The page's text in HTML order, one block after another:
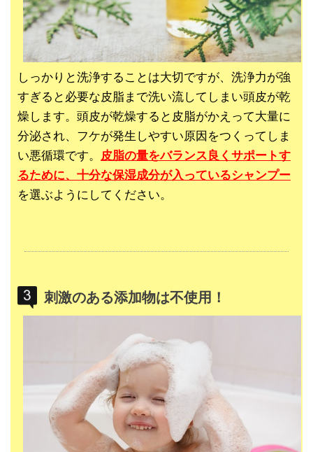
しっかりと洗浄することは大切ですが、洗浄力が強
すぎると必要な皮脂まで洗い流してしまい頭皮が乾
燥します。頭皮が乾燥すると皮脂がかえって大量に
分泌され、フケが発生しやすい原因をつくってしま
い悪循環です。 皮脂の量をバランス良くサポートす
るために、十分な保湿成分が入っているシャンプー
を選ぶようにしてください。
刺激のある添加物は不使用！